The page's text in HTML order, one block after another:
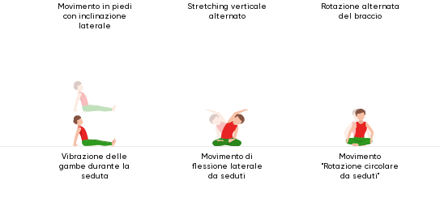
Movimento in piedi
con inclinazione
laterale
Stretching verticale
alternato
Rotazione alternata
del braccio
Vibrazione delle
gambe durante la
seduta
Movimento di
flessione laterale
da seduti
Movimento
"Rotazione circolare
da seduti"